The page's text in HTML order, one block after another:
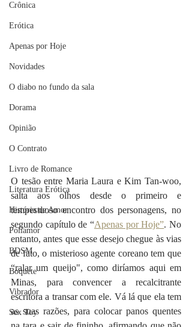
Crônica
Erótica
Apenas por Hoje
Novidades
O diabo no fundo da sala
Dorama
Opinião
O Contrato
Livro de Romance
Literatura Erótica
História de Amor
Poliamor
BDSM
Boquete
Vibrador
Sex Toy
O tesão entre Maria Laura e Kim Tan-woo,
salta aos olhos desde o primeiro e
tempestuoso encontro dos personagens, no
segundo capítulo de “Apenas por Hoje”. No
entanto, antes que esse desejo chegue às vias
de fato, o misterioso agente coreano tem que
“ralar um queijo", como diríamos aqui em
Minas, para convencer a recalcitrante
escritora a transar com ele. Vá lá que ela tem
as suas razões, para colocar panos quentes